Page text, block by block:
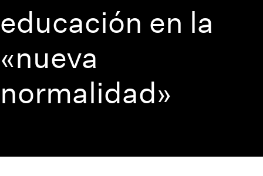
educación en la
«nueva
normalidad»